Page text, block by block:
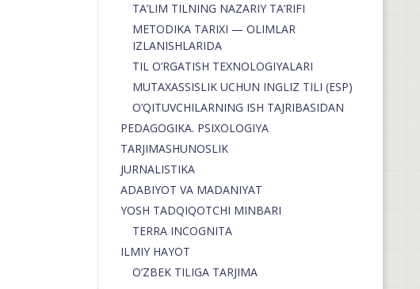
TA’LIM TILNING NAZARIY TA’RIFI
METODIKA TARIXI — OLIMLAR
IZLANISHLARIDA
TIL O’RGATISH TEXNOLOGIYALARI
MUTAXASSISLIK UCHUN INGLIZ TILI (ESP)
O’QITUVCHILARNING ISH TAJRIBASIDAN
PEDAGOGIKA. PSIXOLOGIYA
TARJIMASHUNOSLIK
JURNALISTIKA
ADABIYOT VA MADANIYAT
YOSH TADQIQOTCHI MINBARI
TERRA INCOGNITA
ILMIY HAYOT
O’ZBEK TILIGA TARJIMA